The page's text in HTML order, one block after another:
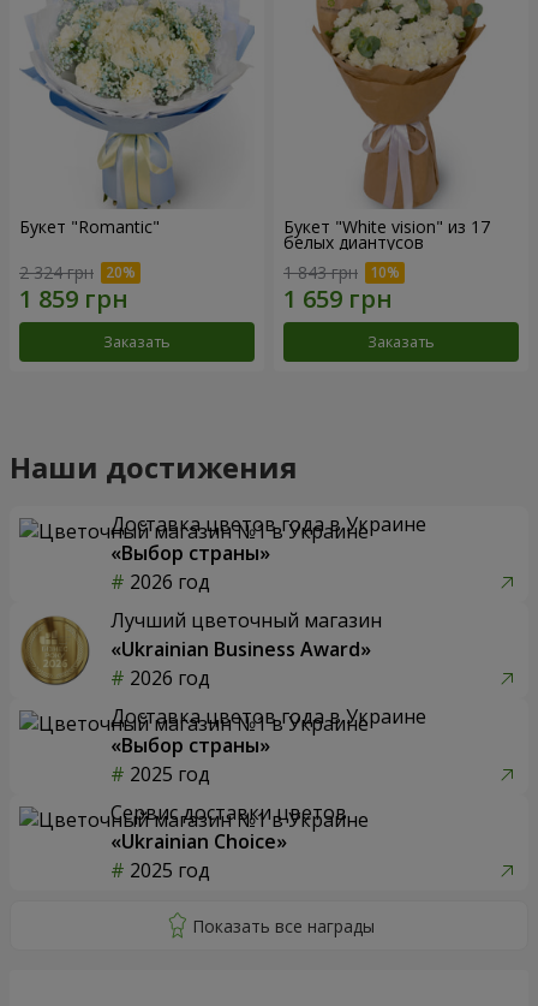
Букет "Romantic"
2 324 грн
Заказать
Букет "White vision" из 17
белых диантусов
1 843 грн
Заказать
Наши достижения
Доставка цветов года в Украине
«Выбор страны»
2026 год
Лучший цветочный магазин
«Ukrainian Business Award»
2026 год
Доставка цветов года в Украине
«Выбор страны»
2025 год
Сервис доставки цветов
«Ukrainian Choice»
2025 год